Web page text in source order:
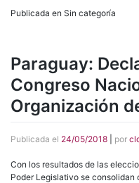
Publicada en Sin categoría
Paraguay:
Congreso
Organización
Publicada el 24/05/2018 por
Con los resultados de las
Poder Legislativo se